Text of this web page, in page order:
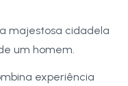
majestosa cidadela
um homem.
experiência